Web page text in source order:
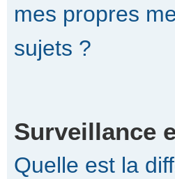
mes propres
sujets ?
Surveillance
Quelle est la